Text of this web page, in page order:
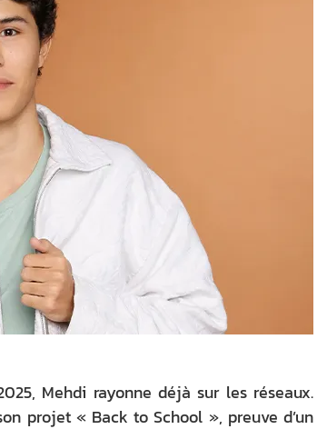
Mehdi rayonne déjà sur les réseaux.
projet « Back to School », preuve d’un